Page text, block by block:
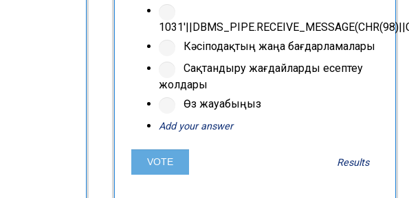
Кәсіподақтың жаңа бағдарламалары
Сақтандыру жағдайларды есептеу
жолдары
Өз жауабыңыз
Add your answer
Results